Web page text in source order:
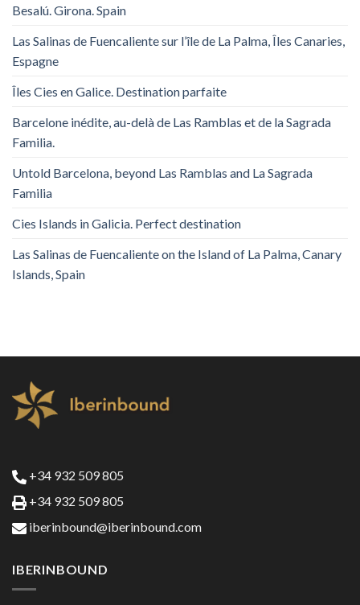
Besalú. Girona. Spain
Las Salinas de Fuencaliente sur l’île de La Palma, Îles Canaries,
Espagne
Îles Cies en Galice. Destination parfaite
Barcelone inédite, au-delà de Las Ramblas et de la Sagrada
Familia.
Untold Barcelona, ​​beyond Las Ramblas and La Sagrada
Familia
Cies Islands in Galicia. Perfect destination
Las Salinas de Fuencaliente on the Island of La Palma, Canary
Islands, Spain
+34 932 509 805
+34 932 509 805
iberinbound@iberinbound.com
IBERINBOUND